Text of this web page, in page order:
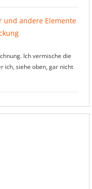
und andere Elemente
Ich vermische die
ich, siehe oben, gar nicht